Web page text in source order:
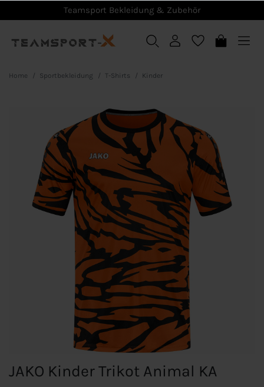
Teamsport Bekleidung & Zubehör
Home Sportbekleidung T-Shirts Kinder
JAKO Kinder Trikot Animal KA